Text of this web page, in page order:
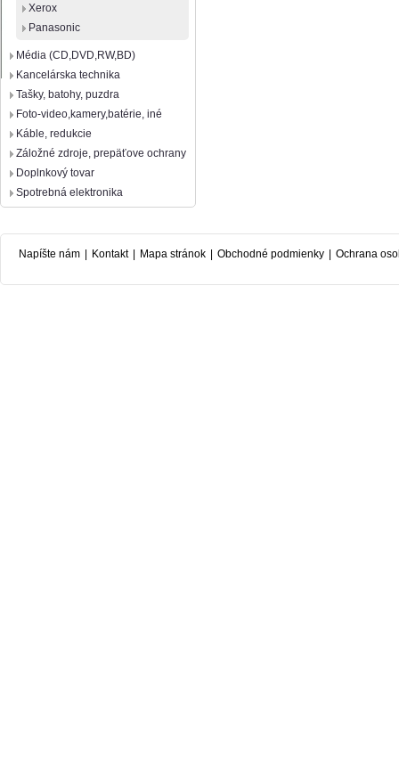
Xerox
Panasonic
Média (CD,DVD,RW,BD)
Kancelárska technika
Tašky, batohy, puzdra
Foto-video,kamery,batérie, iné
Káble, redukcie
Záložné zdroje, prepäťove ochrany
Doplnkový tovar
Spotrebná elektronika
Napíšte nám Kontakt Mapa stránok Obchodné podmienky Ochrana